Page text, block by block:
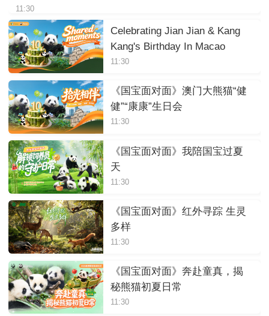
11:30
Celebrating Jian Jian & Kang
Kang's Birthday In Macao
11:30
《国宝面对面》澳门大熊猫“健
健”“康康”生日会
11:30
《国宝面对面》我陪国宝过夏
天
11:30
《国宝面对面》红外寻踪 生灵
多样
11:30
《国宝面对面》奔赴童真，揭
秘熊猫初夏日常
11:30